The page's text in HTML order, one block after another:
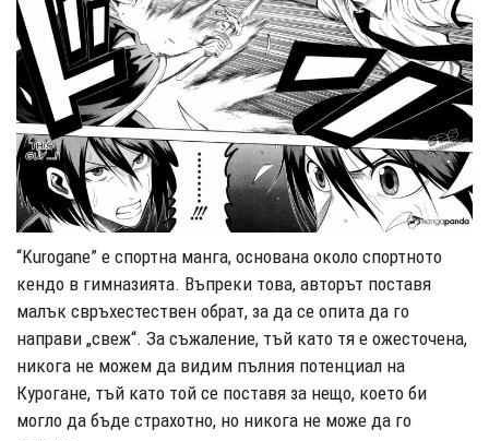
“Kurogane” е спортна манга, основана около спортното
кендо в гимназията. Въпреки това, авторът поставя
малък свръхестествен обрат, за да се опита да го
направи „свеж“. За съжаление, тъй като тя е ожесточена,
никога не можем да видим пълния потенциал на
Курогане, тъй като той се поставя за нещо, което би
могло да бъде страхотно, но никога не може да го